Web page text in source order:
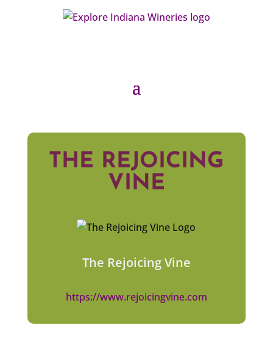
THE REJOICING
VINE
The Rejoicing Vine
https://www.rejoicingvine.com